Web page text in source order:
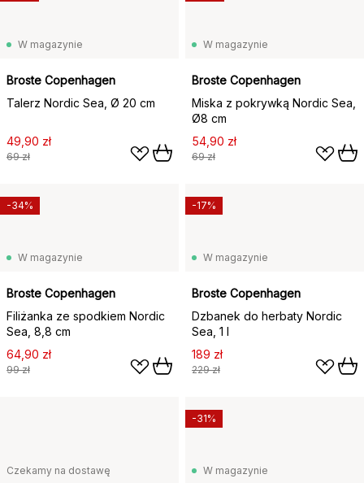
W magazynie
Broste Copenhagen
Talerz Nordic Sea, Ø 20 cm
49,90 zł
69 zł
W magazynie
Broste Copenhagen
Miska z pokrywką Nordic Sea,
Ø8 cm
54,90 zł
69 zł
W magazynie
Broste Copenhagen
Filiżanka ze spodkiem Nordic
Sea, 8,8 cm
64,90 zł
99 zł
-34%
W magazynie
Broste Copenhagen
Dzbanek do herbaty Nordic
Sea, 1 l
189 zł
229 zł
-17%
Czekamy na dostawę W magazynie
-31%